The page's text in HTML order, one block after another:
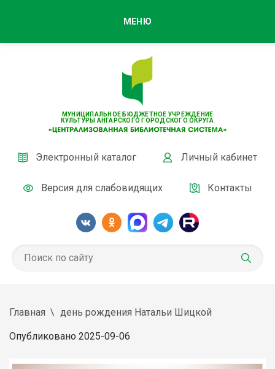
МУНИЦИПАЛЬНОЕ БЮДЖЕТНОЕ УЧРЕЖДЕНИЕ
КУЛЬТУРЫ АНГАРСКОГО ГОРОДСКОГО ОКРУГА
Электронный каталог Личный кабинет
Версия для слабовидящих Контакты
МЕНЮ
Главная день рождения Натальи Шицкой
Опубликовано 2025-09-06